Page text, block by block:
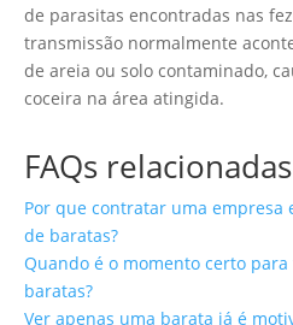
de parasitas encontradas nas
transmissão normalmente
de areia ou solo contaminado,
coceira na área atingida.
FAQs relacionadas
Por que contratar uma empresa
de baratas?
Quando é o momento certo
baratas?
Ver apenas uma barata já é